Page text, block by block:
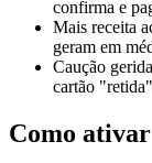
confirma e
Mais receita
geram em
Caução
cartão
Como ativar